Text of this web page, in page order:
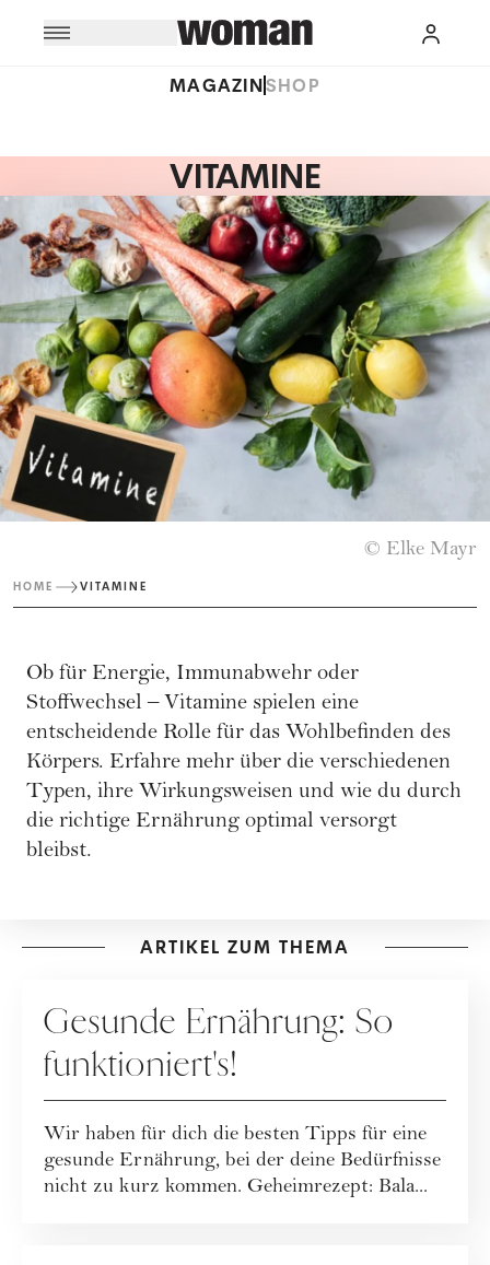
MAGAZINSHOP
VITAMINE
© Elke Mayr
HOME VITAMINE
Ob für Energie, Immunabwehr oder
Stoffwechsel – Vitamine spielen eine
entscheidende Rolle für das Wohlbefinden des
Körpers. Erfahre mehr über die verschiedenen
Typen, ihre Wirkungsweisen und wie du durch
die richtige Ernährung optimal versorgt
bleibst.
ARTIKEL ZUM THEMA
Gesunde Ernährung: So
funktioniert's!
Wir haben für dich die besten Tipps für eine
gesunde Ernährung, bei der deine Bedürfnisse
nicht zu kurz kommen. Geheimrezept: Bala...